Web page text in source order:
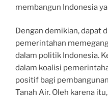
membangun Indonesia
Dengan demikian, dapat
pemerintahan
dalam politik Indonesia.
dalam koalisi
positif bagi
Tanah Air. Oleh karena